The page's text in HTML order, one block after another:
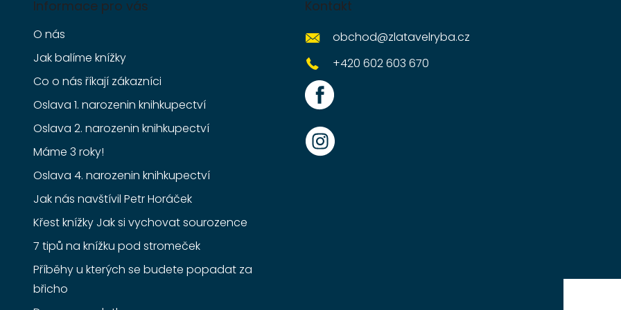
Informace pro vás
O nás
Jak balíme knížky
Co o nás říkají zákazníci
Oslava 1. narozenin knihkupectví
Oslava 2. narozenin knihkupectví
Máme 3 roky!
Oslava 4. narozenin knihkupectví
Jak nás navštívil Petr Horáček
Křest knížky Jak si vychovat sourozence
7 tipů na knížku pod stromeček
Příběhy u kterých se budete popadat za
břicho
Kontakt
obchod@zlatavelryba.cz
+420 602 603 670